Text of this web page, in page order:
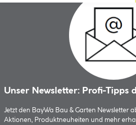
Unser Newsletter: Profi-Tipps
Jetzt den BayWa Bau & Garten Newsletter
Aktionen, Produktneuheiten und mehr